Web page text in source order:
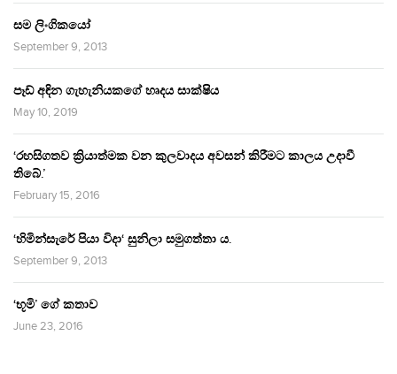
සම ලිංගිකයෝ
September 9, 2013
පෑඩ් අඳින ගැහැනියකගේ හෘදය සාක්ෂිය
May 10, 2019
‘රහසිගතව ක්‍රියාත්මක වන කුලවාදය අවසන් කිරීමට කාලය උදාවී
තිබේ.’
February 15, 2016
‘හිමින්සැරේ පියා විදා‘ සුනිලා සමුගත්තා ය.
September 9, 2013
‘භූමි’ ගේ කතාව
June 23, 2016